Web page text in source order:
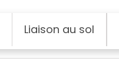
Liaison au sol